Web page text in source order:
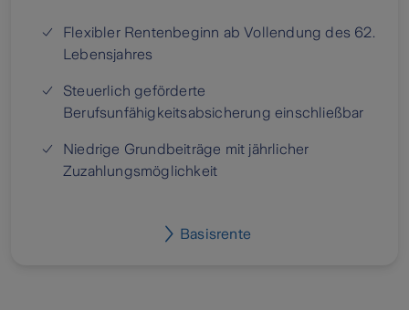
Flexibler Rentenbeginn ab Vollendung des 62.
Lebensjahres
Steuerlich geförderte
Berufsunfähigkeitsabsicherung einschließbar
Niedrige Grundbeiträge mit jährlicher
Zuzahlungsmöglichkeit
Basisrente